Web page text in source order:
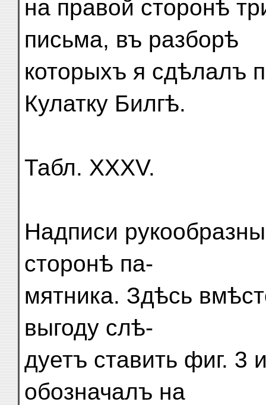
на правой сторонѣ
письма, въ разборѣ
которыхъ я сдѣлалъ
Кулатку Билгѣ.
Табл. XXXV.
Надписи
сторонѣ па-
мятника. Здѣсь
выгоду слѣ-
дуетъ ставить фиг. 3
обозначалъ на